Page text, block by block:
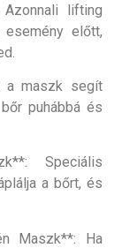
lifting
előtt,
a maszk segít
puhábbá és
Speciális
a bőrt, és
Maszk**: Ha